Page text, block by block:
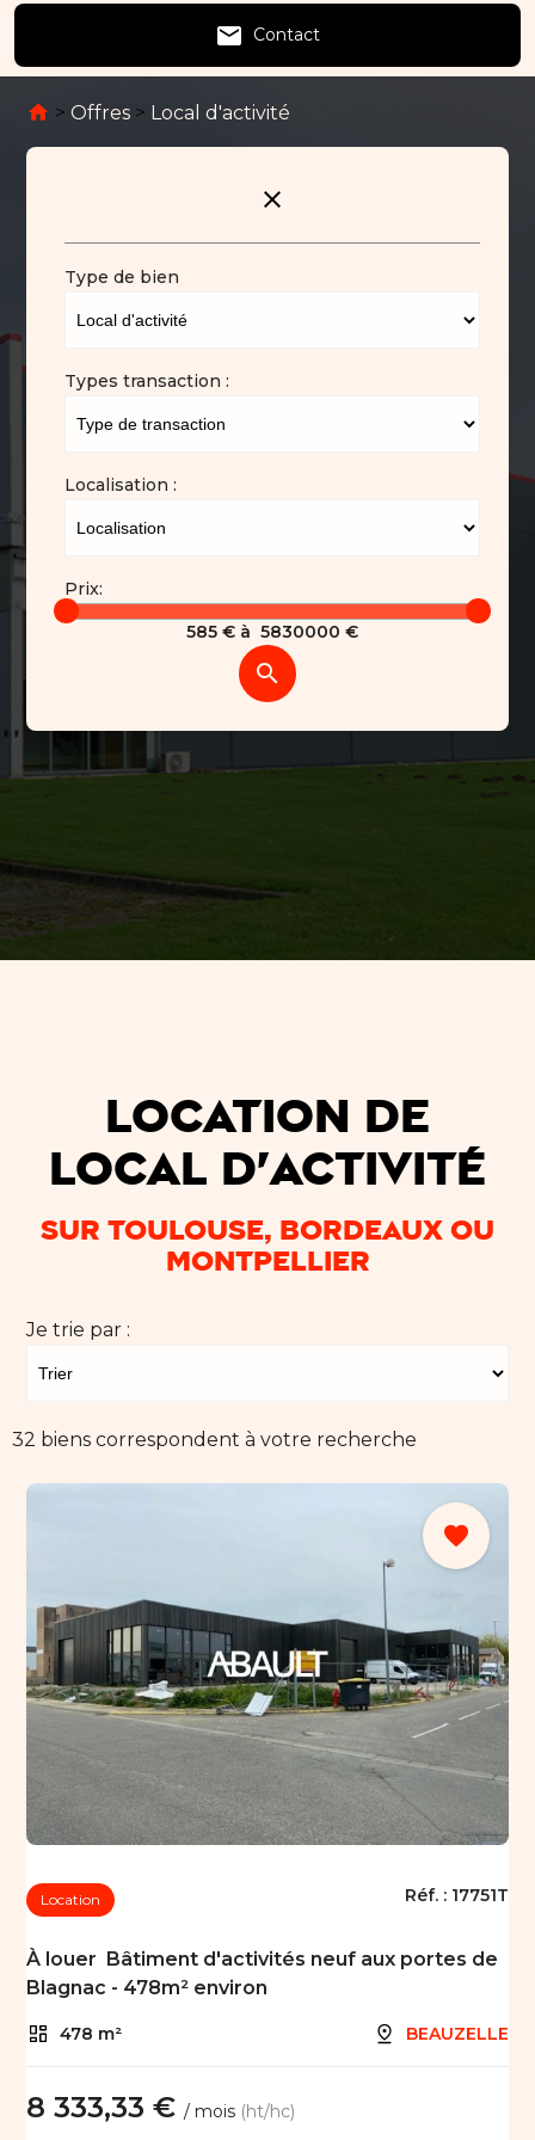
email Contact
>Offres > Local d'activité
close
Type de bien
Types transaction :
Localisation :
Prix:
585 € à 5830000 €
Location de
local d'activité
sur Toulouse, Bordeaux ou
Montpellier
Je trie par :
32 biens correspondent à votre recherche
favorite
Location Réf. : 17751T
À louer  Bâtiment d'activités neuf aux portes de
Blagnac - 478m² environ
478 m² BEAUZELLE
8 333,33 €/ mois (ht/hc)